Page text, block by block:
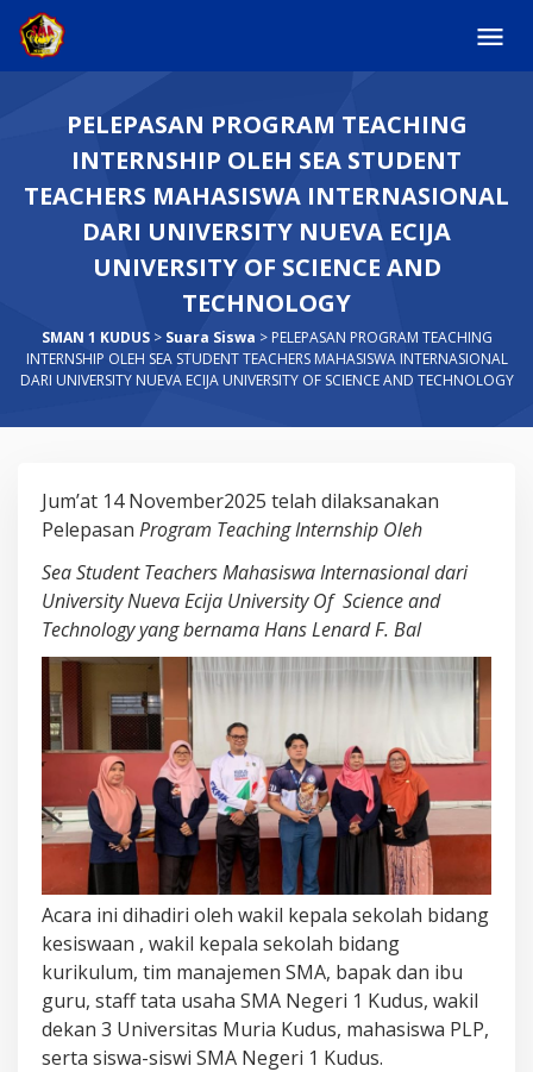
Skip
content
PELEPASAN PROGRAM TEACHING
INTERNSHIP OLEH SEA STUDENT
TEACHERS MAHASISWA INTERNASIONAL
DARI UNIVERSITY NUEVA ECIJA
UNIVERSITY OF SCIENCE AND
TECHNOLOGY
SMAN 1 KUDUS> Suara Siswa > PELEPASAN PROGRAM TEACHING
INTERNSHIP OLEH SEA STUDENT TEACHERS MAHASISWA INTERNASIONAL
DARI UNIVERSITY NUEVA ECIJA UNIVERSITY OF SCIENCE AND TECHNOLOGY
PELEPASAN
PROGRAM
INTERNSHIP
OLEH
SEA
STUDENT
TEACHERS
MAHASISWA
INTERNASIONAL
UNIVERSITY
NUEVA
ECIJA
UNIVERSITY
OF
SCIENCE
AND
TECHNOLOGY
Jum’at 14 November2025 telah dilaksanakan
Pelepasan Program Teaching Internship Oleh
Sea Student TeachersMahasiswa Internasional dari
University Nueva Ecija University Of Scienceand
Technologyyangbernama Hans Lenard F. Bal
Acara ini dihadiri oleh wakil kepala sekolah bidang
kesiswaan , wakil kepala sekolah bidang
kurikulum, tim manajemen SMA, bapak dan ibu
guru, staff tata usaha SMA Negeri 1 Kudus, wakil
dekan 3 Universitas Muria Kudus, mahasiswa PLP,
serta siswa-siswi SMA Negeri 1 Kudus.